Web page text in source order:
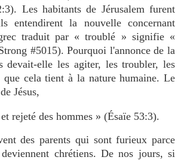
Les habitants de Jérusalem furent
entendirent la nouvelle concernant
traduit par « troublé » signifie «
#5015). Pourquoi l'annonce de la
devait-elle les agiter, les troubler, les
que cela tient à la nature humaine. Le
Jésus,
rejeté des hommes » (Ésaïe 53:3).
des parents qui sont furieux parce
chrétiens. De nos jours, si